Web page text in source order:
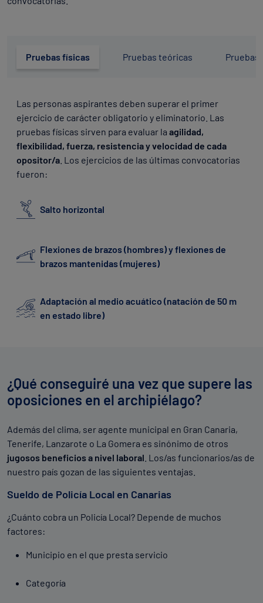
Pruebas físicas Pruebas teóricas Pruebas
Las personas aspirantes deben superar el primer
ejercicio de carácter obligatorio y eliminatorio. Las
pruebas físicas sirven para evaluar la agilidad,
flexibilidad, fuerza, resistencia y velocidad de cada
opositor/a . Los ejercicios de las últimas convocatorias
fueron:
Salto horizontal
Flexiones de brazos (hombres) y flexiones de
brazos mantenidas (mujeres)
Adaptación al medio acuático (natación de 50 m
en estado libre)
¿Qué conseguiré una vez que supere las
oposiciones en el archipiélago?
Además del clima, ser agente municipal en Gran Canaria,
Tenerife, Lanzarote o La Gomera es sinónimo de otros
jugosos beneficios a nivel laboral . Los/as funcionarios/as de
nuestro país gozan de las siguientes ventajas.
Sueldo de Policía Local en Canarias
¿Cuánto cobra un Policía Local? Depende de muchos
factores:
Municipio en el que presta servicio
Categoría